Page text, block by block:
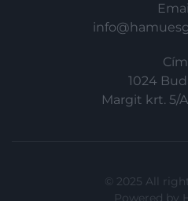
1024
Margit krt. 5/
© 2025 All
Powered by